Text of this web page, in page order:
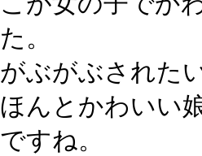
た。
がぶがぶされた
ほんとかわいい
ですね。